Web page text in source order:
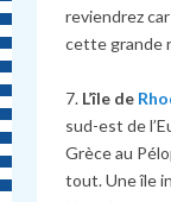
reviendrez
cette grande
7. L’île de
sud-est de
Grèce au
tout. Une île